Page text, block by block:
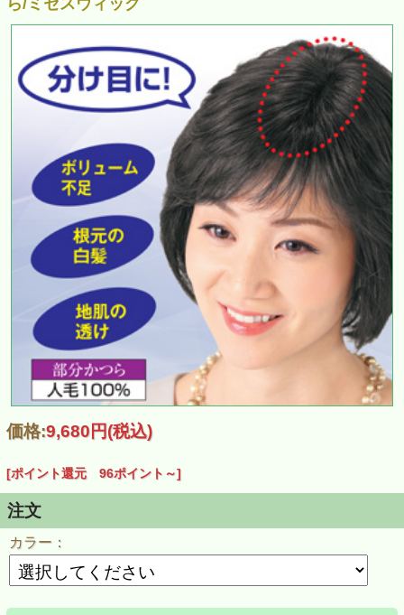
価格:9,680円(税込)
[ポイント還元 96ポイント～]
注文
カラー：